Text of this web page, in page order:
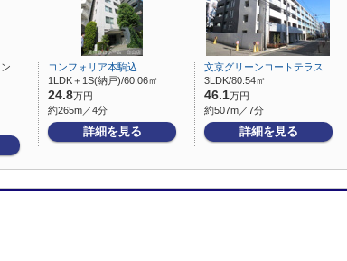
コンフォリア本駒込
1LDK＋1S(納戸)/60.06㎡
24.8万円
約265m／4分
詳細を見る
文京グリーンコートテラス
3LDK/80.54㎡
46.1万円
約507m／7分
詳細を見る